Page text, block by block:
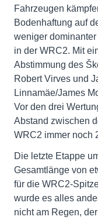
Fahrzeugen
Bodenhaftung auf
weniger
in der WRC2. Mit
Abstimmung des
Robert Virves und
Linnamäe/James
Vor den drei
Abstand zwischen
WRC2 immer noch
Die letzte Etappe
Gesamtlänge von
für die WRC2-
wurde es alles
nicht am Regen,